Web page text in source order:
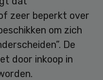
zeer beperkt over
om zich
De
door inkoop in